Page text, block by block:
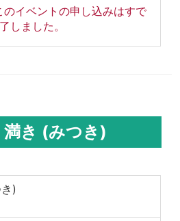
のイベントの申し込みはすで
しました。
満き (みつき)
)